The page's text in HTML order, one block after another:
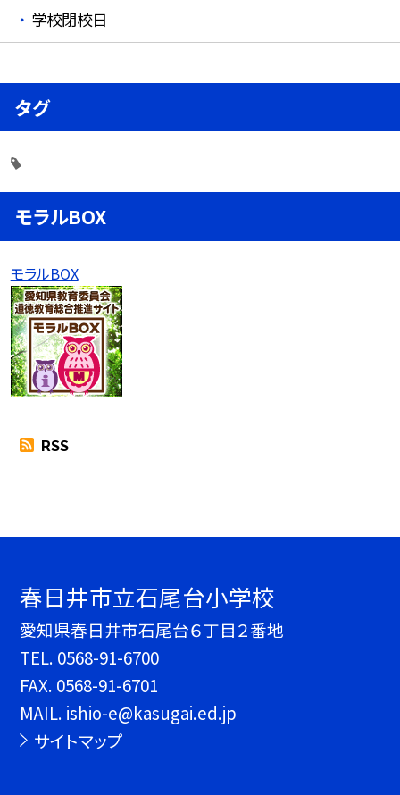
学校閉校日
タグ
モラルBOX
モラルBOX
RSS
春日井市立石尾台小学校
愛知県春日井市石尾台６丁目２番地
TEL. 0568-91-6700
FAX. 0568-91-6701
MAIL. ishio-e@kasugai.ed.jp
サイトマップ